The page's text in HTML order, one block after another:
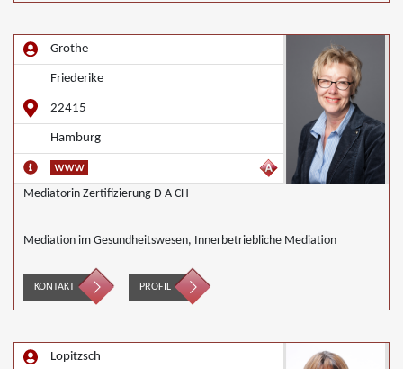
Grothe
Friederike
22415
Hamburg
Mediatorin Zertifizierung D A CH
Mediation im Gesundheitswesen, Innerbetriebliche Mediation
KONTAKT PROFIL
Lopitzsch